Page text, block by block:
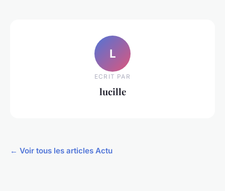
L
ECRIT PAR
lucille
← Voir tous les articles Actu